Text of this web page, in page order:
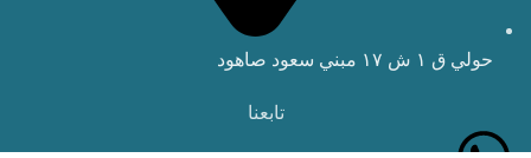
حولي ق ١ ش ١٧ مبني سعود صاهود
تابعنا